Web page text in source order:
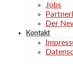
Jobs
Der
Kontakt